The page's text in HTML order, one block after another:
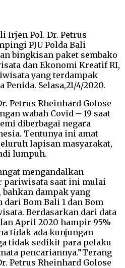
Irjen Pol. Dr. Petrus
PJU Polda Bali
bingkisan paket sembako
dan Ekonomi Kreatif RI,
yang terdampak
Penida. Selasa,21/4/2020.
Petrus Rheinhard Golose
wabah Covid – 19 saat
diberbagai negara
Tentunya ini amat
lapisan masyarakat,
lumpuh.
mengandalkan
pariwisata saat ini mulai
dampak yang
Bom Bali 1 dan Bom
Berdasarkan dari data
April 2020 hampir 95%
tidak ada kunjungan
tidak sedikit para pelaku
pencariannya.”Terang
Petrus Rheinhard Golose